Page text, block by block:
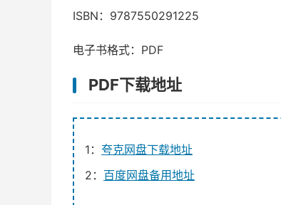
ISBN：9787550291225
电子书格式：PDF
PDF下载地址
1： 夸克网盘下载地址
2： 百度网盘备用地址